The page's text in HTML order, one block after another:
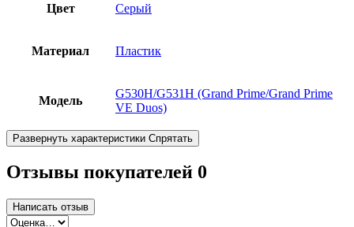
Цвет Серый
Материал Пластик
Модель
G530H/G531H (Grand Prime/Grand Prime
VE Duos)
Развернуть характеристики Спрятать
Отзывы покупателей 0
Написать отзыв